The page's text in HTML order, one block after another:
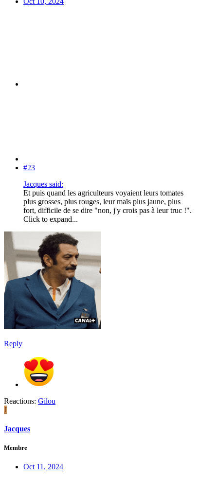
#23
Jacques said:
Et puis quand les agriculteurs voyaient leurs tomates
plus grosses, plus rouges, leur maïs plus jaune, plus
fort, difficile de se dire "non, j'y crois pas à leur truc !".
Click to expand...
Reply
Reactions: Gilou
J
Jacques
Membre
Oct 11, 2024